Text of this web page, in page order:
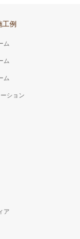
工例
ム
ム
ム
ション
ア